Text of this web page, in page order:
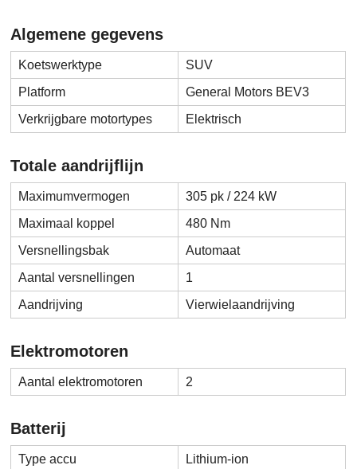
Algemene gegevens
Koetswerktype
SUV
Platform
General Motors BEV3
Verkrijgbare motortypes
Elektrisch
Totale aandrijflijn
Maximumvermogen
305 pk / 224 kW
Maximaal koppel
480 Nm
Versnellingsbak
Automaat
Aantal versnellingen
1
Aandrijving
Vierwielaandrijving
Elektromotoren
Aantal elektromotoren 2
Batterij
Type accu
Lithium-ion